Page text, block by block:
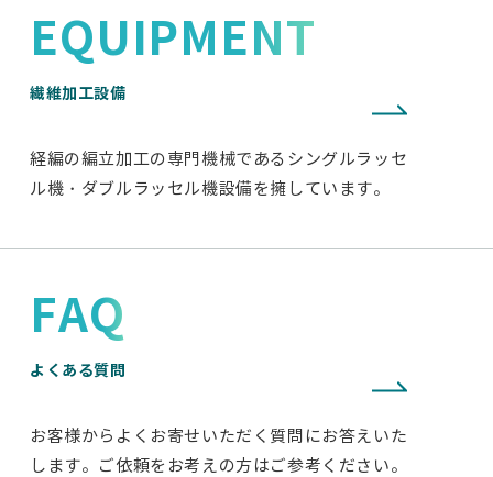
EQUIPMENT
繊維加工設備
経編の編立加工の専門機械であるシングルラッセ
ル機・ダブルラッセル機設備を擁しています。
FAQ
よくある質問
お客様からよくお寄せいただく質問にお答えいた
します。ご依頼をお考えの方はご参考ください。